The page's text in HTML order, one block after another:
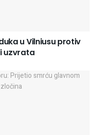
u Vilniusu protiv
uzvrata